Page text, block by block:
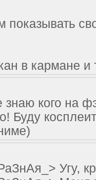
показывать
в кармане
знаю кого на
Буду
Угу,